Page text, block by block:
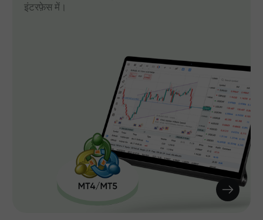
इंटरफ़ेस में।